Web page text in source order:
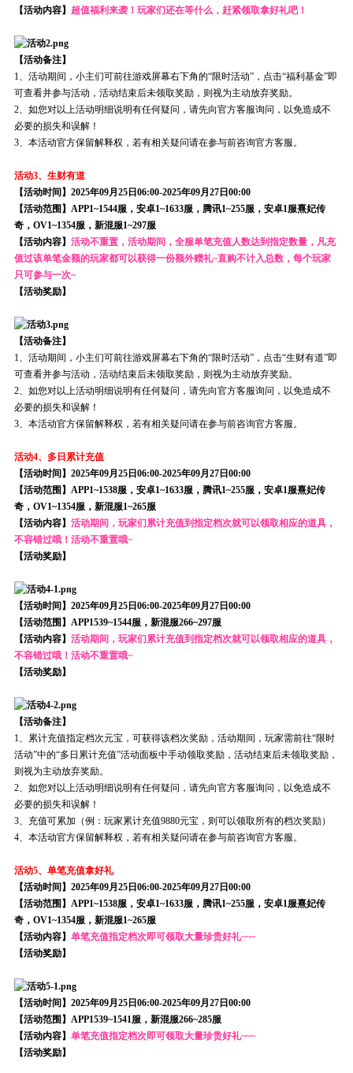
【活动内容】 超值福利来袭！玩家们还在等什么，赶紧领取拿好礼吧！
【活动备注】
1、活动期间，小主们可前往游戏屏幕右下角的“限时活动”，点击“福利基金”即
可查看并参与活动，活动结束后未领取奖励，则视为主动放弃奖励。
2、如您对以上活动明细说明有任何疑问，请先向官方客服询问，以免造成不
必要的损失和误解！
3、本活动官方保留解释权，若有相关疑问请在参与前咨询官方客服。
活动3、生财有道
【活动时间】2025年09月25日06:00-2025年09月27日00:00
【活动范围】APP1~1544服，安卓1~1633服，腾讯1~255服，安卓1服熹妃传
奇，OV1~1354服，新混服1~297服
【活动内容】 活动不重置，活动期间，全服单笔充值人数达到指定数量，凡充
值过该单笔金额的玩家都可以获得一份额外赠礼~直购不计入总数，每个玩家
只可参与一次~
【活动奖励】
【活动备注】
1、活动期间，小主们可前往游戏屏幕右下角的“限时活动”，点击“生财有道”即
可查看并参与活动，活动结束后未领取奖励，则视为主动放弃奖励。
2、如您对以上活动明细说明有任何疑问，请先向官方客服询问，以免造成不
必要的损失和误解！
3、本活动官方保留解释权，若有相关疑问请在参与前咨询官方客服。
活动4、多日累计充值
【活动时间】2025年09月25日06:00-2025年09月27日00:00
【活动范围】APP1~1538服，安卓1~1633服，腾讯1~255服，安卓1服熹妃传
奇，OV1~1354服，新混服1~265服
【活动内容】 活动期间，玩家们累计充值到指定档次就可以领取相应的道具，
不容错过哦！活动不重置哦~
【活动奖励】
【活动时间】2025年09月25日06:00-2025年09月27日00:00
【活动范围】APP1539~1544服，新混服266~297服
【活动内容】 活动期间，玩家们累计充值到指定档次就可以领取相应的道具，
不容错过哦！活动不重置哦~
【活动奖励】
【活动备注】
1、累计充值指定档次元宝，可获得该档次奖励，活动期间，玩家需前往“限时
活动”中的“多日累计充值”活动面板中手动领取奖励，活动结束后未领取奖励，
则视为主动放弃奖励。
2、如您对以上活动明细说明有任何疑问，请先向官方客服询问，以免造成不
必要的损失和误解！
3、充值可累加（例：玩家累计充值9880元宝，则可以领取所有的档次奖励）
4、本活动官方保留解释权，若有相关疑问请在参与前咨询官方客服。
活动5、单笔充值拿好礼
【活动时间】2025年09月25日06:00-2025年09月27日00:00
【活动范围】APP1~1538服，安卓1~1633服，腾讯1~255服，安卓1服熹妃传
奇，OV1~1354服，新混服1~265服
【活动内容】 单笔充值指定档次即可领取大量珍贵好礼~~~
【活动奖励】
【活动时间】2025年09月25日06:00-2025年09月27日00:00
【活动范围】APP1539~1541服，新混服266~285服
【活动内容】 单笔充值指定档次即可领取大量珍贵好礼~~~
【活动奖励】